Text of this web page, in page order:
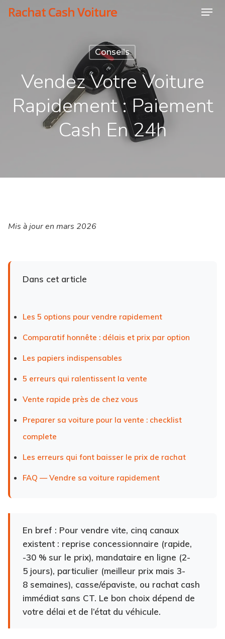
SkipRachat Cash Voiture Menu
Conseils
Vendez Votre Voiture
Rapidement : Paiement
Cash En 24h
Mis à jour en mars 2026
Dans cet article
Les 5 options pour vendre rapidement
Comparatif honnête : délais et prix par option
Les papiers indispensables
5 erreurs qui ralentissent la vente
Vente rapide près de chez vous
Preparer sa voiture pour la vente : checklist
complete
Les erreurs qui font baisser le prix de rachat
FAQ — Vendre sa voiture rapidement
En bref : Pour vendre vite, cinq canaux
existent : reprise concessionnaire (rapide,
-30 % sur le prix), mandataire en ligne (2-
5 jours), particulier (meilleur prix mais 3-
8 semaines), casse/épaviste, ou rachat cash
immédiat sans CT. Le bon choix dépend de
votre délai et de l’état du véhicule.